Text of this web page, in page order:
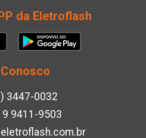
da Eletroflash
3447-0032
9 9411-9503